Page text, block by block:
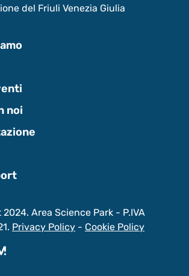
del Friuli Venezia Giulia
noi
Area Science Park - P.IVA
Privacy Policy- Cookie Policy